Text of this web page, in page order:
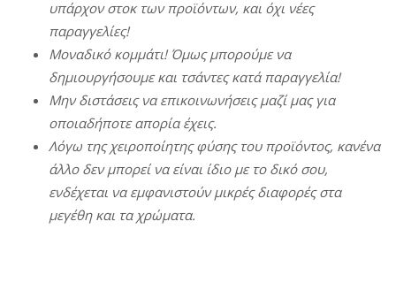
υπάρχον στοκ τωνπροϊόντων, και όχι νέες
παραγγελίες!
Μοναδικό κομμάτι! Όμως μπορούμε να
δημιουργήσουμε και τσάντες κατάπαραγγελία!
Μην διστάσεις να επικοινωνήσεις μαζί μας για
οποιαδήποτε απορία έχεις.
Λόγω της χειροποίητης φύσης τουπροϊόντος, κανένα
άλλο δεν μπορεί να είναι ίδιο με το δικό σου,
ενδέχεται να εμφανιστούν μικρές διαφορές στα
μεγέθηκαι τα χρώματα.